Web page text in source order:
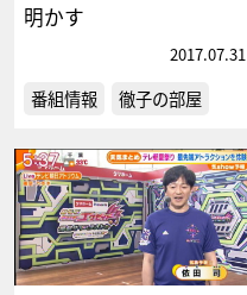
明かす
2017.07.31
番組情報 徹子の部屋